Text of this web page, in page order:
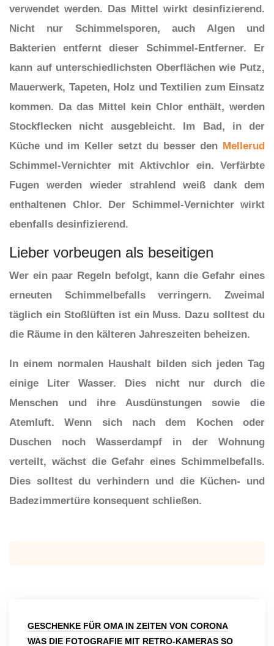
verwendet werden. Das Mittel wirkt desinfizierend.
Nicht nur Schimmelsporen, auch Algen und
Bakterien entfernt dieser Schimmel-Entferner. Er
kann auf unterschiedlichsten Oberflächen wie Putz,
Mauerwerk, Tapeten, Holz und Textilien zum Einsatz
kommen. Da das Mittel kein Chlor enthält, werden
Stockflecken nicht ausgebleicht. Im Bad, in der
Küche und im Keller setzt du besser den Mellerud
Schimmel-Vernichter mit Aktivchlor ein. Verfärbte
Fugen werden wieder strahlend weiß dank dem
enthaltenen Chlor. Der Schimmel-Vernichter wirkt
ebenfalls desinfizierend.
Lieber vorbeugen als beseitigen
Wer ein paar Regeln befolgt, kann die Gefahr eines
erneuten Schimmelbefalls verringern. Zweimal
täglich ein Stoßlüften ist ein Muss. Dazu solltest du
die Räume in den kälteren Jahreszeiten beheizen.
In einem normalen Haushalt bilden sich jeden Tag
einige Liter Wasser. Dies nicht nur durch die
Menschen und ihre Ausdünstungen sowie die
Atemluft. Wenn sich nach dem Kochen oder
Duschen noch Wasserdampf in der Wohnung
verteilt, wächst die Gefahr eines Schimmelbefalls.
Dies solltest du verhindern und die Küchen- und
Badezimmertüre konsequent schließen.
GESCHENKE FÜR OMA IN ZEITEN VON CORONA
WAS DIE FOTOGRAFIE MIT RETRO-KAMERAS SO